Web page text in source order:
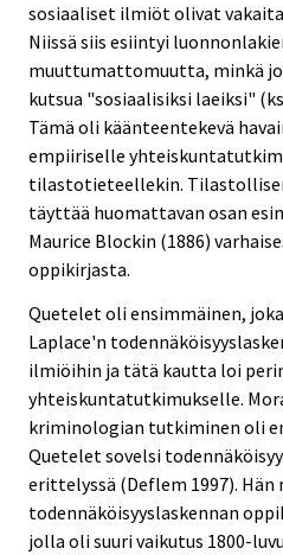
sosiaaliset ilmiöt olivat
Niissä siis esiintyi
muuttumattomuutta, minkä
kutsua "sosiaalisiksi laeiksi"
Tämä oli käänteentekevä
empiiriselle
tilastotieteellekin.
täyttää huomattavan osan
Maurice Blockin (1886)
oppikirjasta.
Quetelet oli ensimmäinen,
Laplace'n
ilmiöihin ja tätä kautta loi
yhteiskuntatutkimukselle.
kriminologian tutkiminen oli
Quetelet sovelsi
erittelyssä (Deflem 1997).
todennäköisyyslaskennan
jolla oli suuri vaikutus 1800-